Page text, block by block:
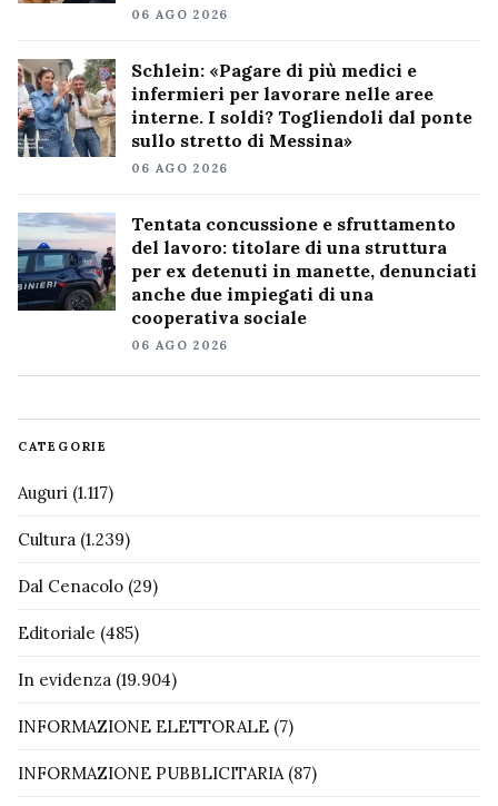
06 AGO 2026
Schlein: «Pagare di più medici e
infermieri per lavorare nelle aree
interne. I soldi? Togliendoli dal ponte
sullo stretto di Messina»
06 AGO 2026
Tentata concussione e sfruttamento
del lavoro: titolare di una struttura
per ex detenuti in manette, denunciati
anche due impiegati di una
cooperativa sociale
06 AGO 2026
CATEGORIE
Auguri (1.117)
Cultura (1.239)
Dal Cenacolo (29)
Editoriale (485)
In evidenza (19.904)
INFORMAZIONE ELETTORALE (7)
INFORMAZIONE PUBBLICITARIA(87)